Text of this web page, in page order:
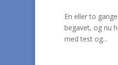
En eller to
begavet, og nu
med test og...